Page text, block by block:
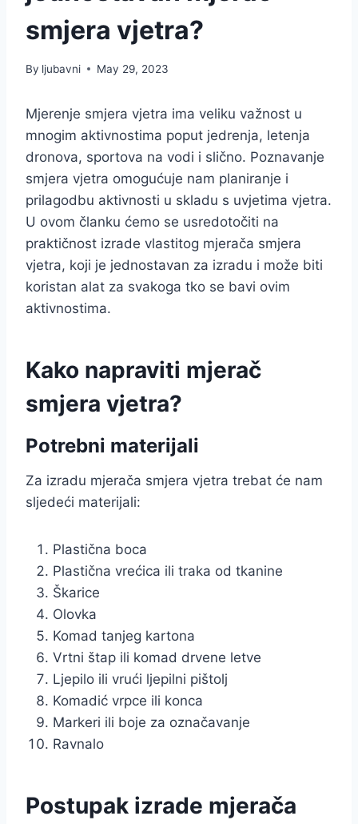
smjera vjetra?
By ljubavni May 29, 2023
Mjerenje smjera vjetra ima veliku važnost u
mnogim aktivnostima poput jedrenja, letenja
dronova, sportova na vodi i slično. Poznavanje
smjera vjetra omogućuje nam planiranje i
prilagodbu aktivnosti u skladu s uvjetima vjetra.
U ovom članku ćemo se usredotočiti na
praktičnost izrade vlastitog mjerača smjera
vjetra, koji je jednostavan za izradu i može biti
koristan alat za svakoga tko se bavi ovim
aktivnostima.
Kako napraviti mjerač
smjera vjetra?
Potrebni materijali
Za izradu mjerača smjera vjetra trebat će nam
sljedeći materijali:
Plastična boca
Plastična vrećica ili traka od tkanine
Škarice
Olovka
Komad tanjeg kartona
Vrtni štap ili komad drvene letve
Ljepilo ili vrući ljepilni pištolj
Komadić vrpce ili konca
Markeri ili boje za označavanje
Ravnalo
Postupak izrade mjerača